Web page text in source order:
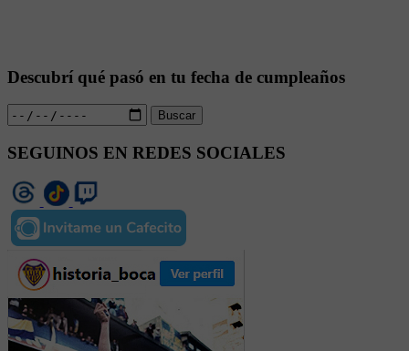
Descubrí qué pasó en tu fecha de cumpleaños
Buscar
SEGUINOS EN REDES SOCIALES